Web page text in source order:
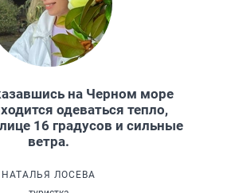
на Черном море
одеваться тепло,
16 градусов и сильные
ветра.
НАТАЛЬЯ ЛОСЕВА